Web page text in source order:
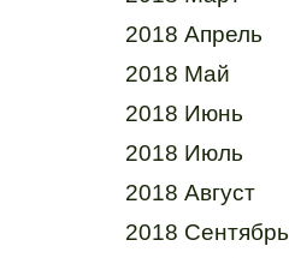
2018 Апрель
2018 Май
2018 Июнь
2018 Июль
2018 Август
2018 Сентябрь